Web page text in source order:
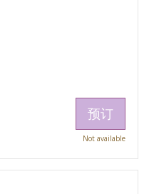
预订
Not available